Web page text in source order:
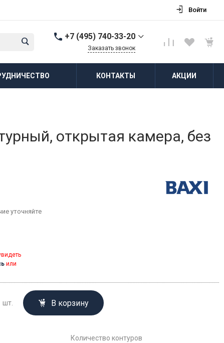
Войти
+7 (495) 740-33-20
г. Балашиха, д.
Заказать звонок
КОНТАКТЫ АКЦИИ
открытая камера, без
уточняйте
или
шт. В корзину
Количество контуров